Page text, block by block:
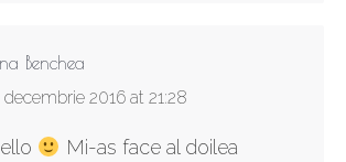
Benchea
decembrie 2016 at 21:28
Mi-as face al doilea